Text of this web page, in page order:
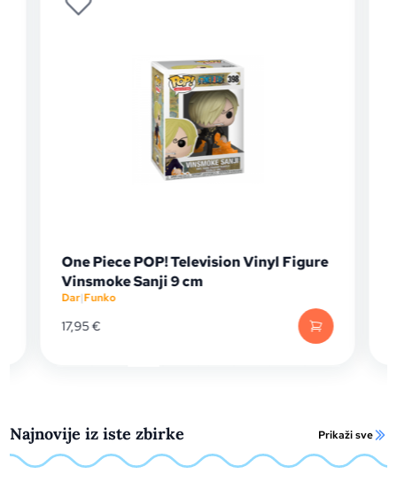
One Piece POP! Television Vinyl Figure
Vinsmoke Sanji 9 cm
Dar|Funko
17,95€
Najnovije iz iste zbirke Prikaži sve